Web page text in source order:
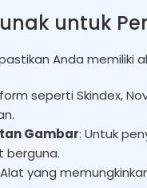
untuk
Anda memiliki
seperti Skindex,
Gambar: Untuk
berguna.
yang